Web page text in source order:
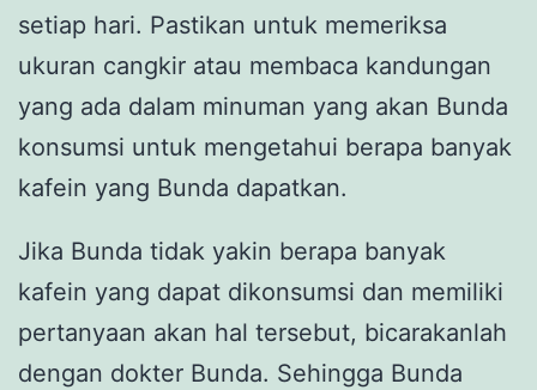
setiap hari. Pastikan untuk memeriksa
ukuran cangkir atau membaca kandungan
yang ada dalam minuman yang akan Bunda
konsumsi untuk mengetahui berapa banyak
kafein yang Bunda dapatkan.
Jika Bunda tidak yakin berapa banyak
kafein yang dapat dikonsumsi dan memiliki
pertanyaan akan hal tersebut, bicarakanlah
dengan dokter Bunda. Sehingga Bunda